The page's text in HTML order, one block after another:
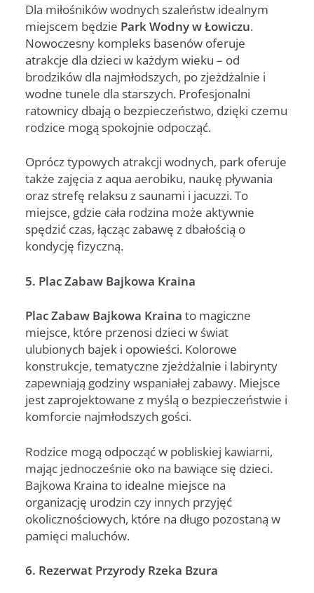
Dla miłośników wodnych szaleństw idealnym
miejscem będzie Park Wodny w Łowiczu.
Nowoczesny kompleks basenów oferuje
atrakcje dla dzieci w każdym wieku – od
brodzików dla najmłodszych, po zjeżdżalnie i
wodne tunele dla starszych. Profesjonalni
ratownicy dbają o bezpieczeństwo, dzięki czemu
rodzice mogą spokojnie odpocząć.
Oprócz typowych atrakcji wodnych, park oferuje
także zajęcia z aqua aerobiku, naukę pływania
oraz strefę relaksu z saunami i jacuzzi. To
miejsce, gdzie cała rodzina może aktywnie
spędzić czas, łącząc zabawę z dbałością o
kondycję fizyczną.
5. Plac Zabaw Bajkowa Kraina
Plac Zabaw Bajkowa Kraina to magiczne
miejsce, które przenosi dzieci w świat
ulubionych bajek i opowieści. Kolorowe
konstrukcje, tematyczne zjeżdżalnie i labirynty
zapewniają godziny wspaniałej zabawy. Miejsce
jest zaprojektowane z myślą o bezpieczeństwie i
komforcie najmłodszych gości.
Rodzice mogą odpocząć w pobliskiej kawiarni,
mając jednocześnie oko na bawiące się dzieci.
Bajkowa Kraina to idealne miejsce na
organizację urodzin czy innych przyjęć
okolicznościowych, które na długo pozostaną w
pamięci maluchów.
6. Rezerwat Przyrody Rzeka Bzura